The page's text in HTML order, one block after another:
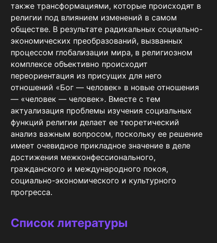
также трансформациями, которые происходят в
религии под влиянием изменений в самом
обществе. В результате радикальных социально-
экономических преобразований, вызванных
процессом глобализации мира, в религиозном
комплексе объективно происходит
переориентация из присущих для него
отношений «Бог — человек» в новые отношения
— «человек — человек». Вместе с тем
актуализация проблемы изучения социальных
функций религии делает ее теоретический
анализ важным вопросом, поскольку ее решение
имеет очевидное прикладное значение в деле
достижения межконфессионального,
гражданского и международного покоя,
социально-экономического и культурного
прогресса.
Список литературы